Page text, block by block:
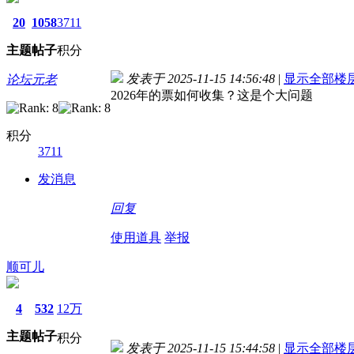
20
主题
1058
帖子
3711
积分
论坛元老
积分
3711
发消息
发表于 2025-11-15 14:56:48 | 显示全部楼
2026年的票如何收集？这是个大问题
回复
使用道具 举报
顺可儿
4
主题
532
帖子
12万
积分
发表于 2025-11-15 15:44:58 | 显示全部楼